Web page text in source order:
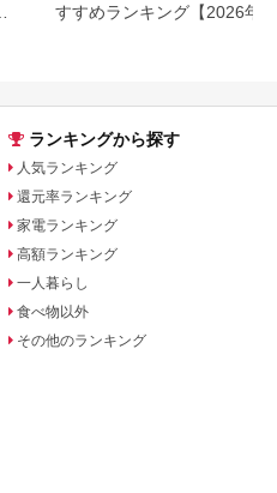
すすめランキング【2026年
ランキングから探す
人気ランキング
還元率ランキング
家電ランキング
高額ランキング
一人暮らし
食べ物以外
その他のランキング